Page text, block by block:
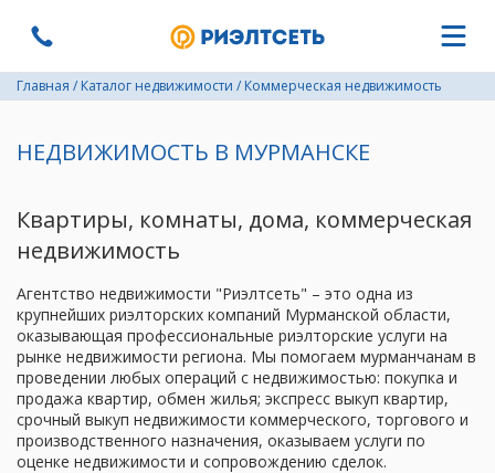
Главная / Каталог недвижимости / Коммерческая недвижимость
НЕДВИЖИМОСТЬ В МУРМАНСКЕ
Квартиры, комнаты, дома, коммерческая
недвижимость
Агентство недвижимости "Риэлтсеть" – это одна из
крупнейших риэлторских компаний Мурманской области,
оказывающая профессиональные риэлторские услуги на
рынке недвижимости региона. Мы помогаем мурманчанам в
проведении любых операций с недвижимостью: покупка и
продажа квартир, обмен жилья; экспресс выкуп квартир,
срочный выкуп недвижимости коммерческого, торгового и
производственного назначения, оказываем услуги по
оценке недвижимости и сопровождению сделок.